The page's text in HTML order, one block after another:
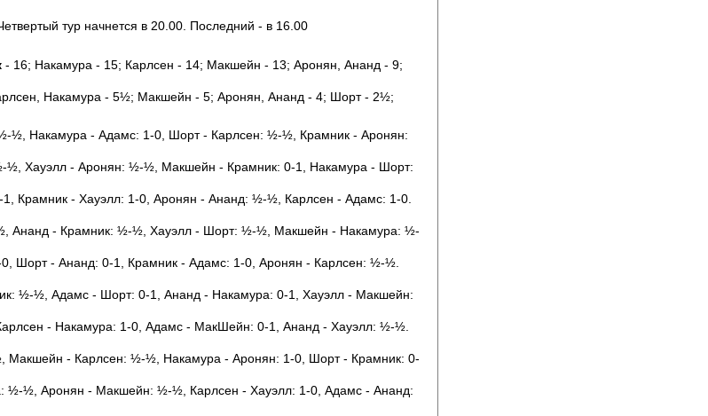
тур начнется в 20.00. Последний - в 16.00
- 16; Накамура - 15; Карлсен - 14; Макшейн - 13; Аронян, Ананд - 9;
Накамура - 5½; Макшейн - 5; Аронян, Ананд - 4; Шорт - 2½;
½, Накамура - Адамс: 1-0, Шорт - Карлсен: ½-½, Крамник - Аронян:
½, Хауэлл - Аронян: ½-½, Макшейн - Крамник: 0-1, Накамура - Шорт:
Крамник - Хауэлл: 1-0, Аронян - Ананд: ½-½, Карлсен - Адамс: 1-0.
Ананд - Крамник: ½-½, Хауэлл - Шорт: ½-½, Макшейн - Накамура: ½-
Шорт - Ананд: 0-1, Крамник - Адамс: 1-0, Аронян - Карлсен: ½-½.
½-½, Адамс - Шорт: 0-1, Ананд - Накамура: 0-1, Хауэлл - Макшейн:
- Накамура: 1-0, Адамс - МакШейн: 0-1, Ананд - Хауэлл: ½-½.
Макшейн - Карлсен: ½-½, Накамура - Аронян: 1-0, Шорт - Крамник: 0-
½-½, Аронян - Макшейн: ½-½, Карлсен - Хауэлл: 1-0, Адамс - Ананд: